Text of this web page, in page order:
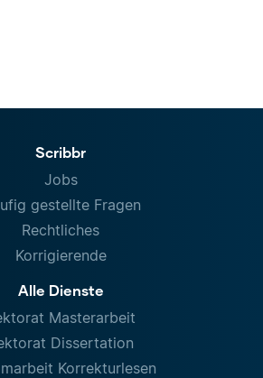
Scribbr
Jobs
gestellte Fragen
Rechtliches
Korrigierende
Alle Dienste
Masterarbeit
Dissertation
Korrekturlesen